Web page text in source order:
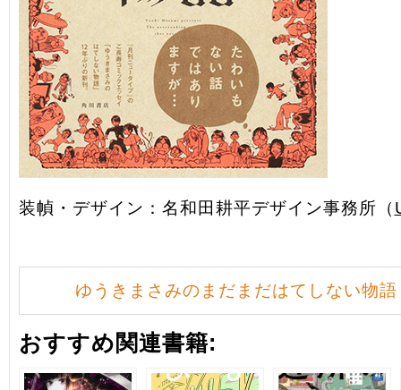
装幀・デザイン：名和田耕平デザイン事務所（
ゆうきまさみのまだまだはてしない物語
おすすめ関連書籍: